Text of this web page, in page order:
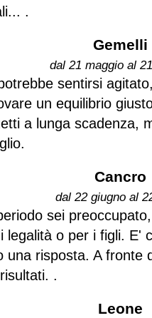
.
Gemelli
dal 21 maggio al
sentirsi
un equilibrio
a lunga scadenza,
Cancro
dal 22 giugno al
sei
legalità o per i figli. E'
una risposta. A fronte
.
Leone